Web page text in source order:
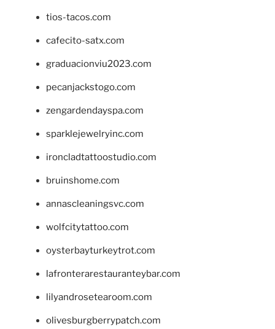
tios-tacos.com
cafecito-satx.com
graduacionviu2023.com
pecanjackstogo.com
zengardendayspa.com
sparklejewelryinc.com
ironcladtattoostudio.com
bruinshome.com
annascleaningsvc.com
wolfcitytattoo.com
oysterbayturkeytrot.com
lafronterarestauranteybar.com
lilyandrosetearoom.com
olivesburgberrypatch.com